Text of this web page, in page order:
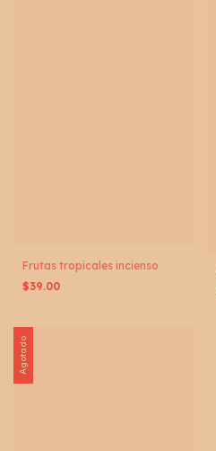
Frutas tropicales incienso
$39.00
Agotado